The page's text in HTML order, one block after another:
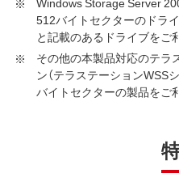
512バイトセクターのドラ
と記載のあるドライブをご
その他の本製品対応のテラ
ン（テラステーションWSS
バイトセクターの製品をご